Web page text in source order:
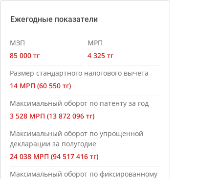
Ежегодные показатели
МЗП
85 000 тг
МРП
4 325 тг
Размер стандартного налогового вычета
14 МРП (60 550 тг)
Максимальный оборот по патенту за год
3 528 МРП (13 872 096 тг)
Максимальный оборот по упрощенной
декларации за полугодие
24 038 МРП (94 517 416 тг)
Максимальный оборот по фиксированному